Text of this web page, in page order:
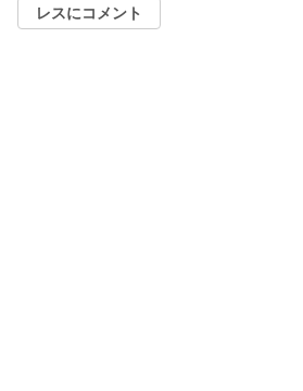
レスにコメント